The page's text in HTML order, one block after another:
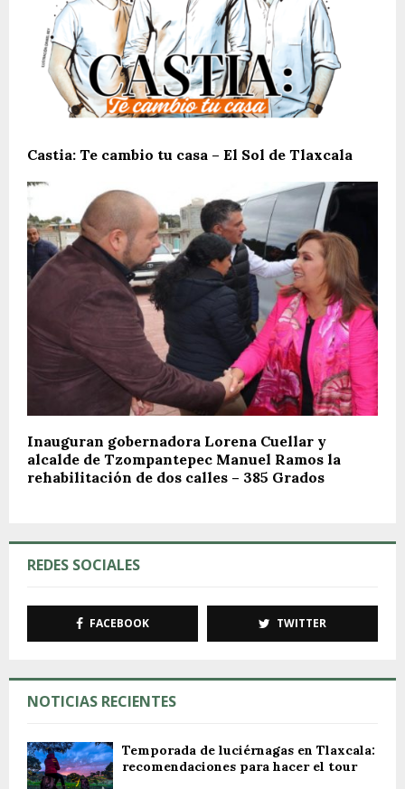
Castia: Te cambio tu casa – El Sol de Tlaxcala
Inauguran gobernadora Lorena Cuellar y
alcalde de Tzompantepec Manuel Ramos la
rehabilitación de dos calles – 385 Grados
REDES SOCIALES
FACEBOOK TWITTER
NOTICIAS RECIENTES
Temporada de luciérnagas en Tlaxcala:
recomendaciones para hacer el tour